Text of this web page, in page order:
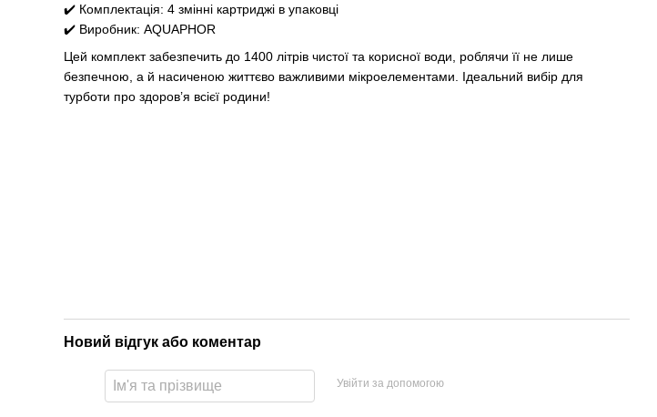
✔️ Комплектація: 4 змінні картриджі в упаковці
✔️ Виробник: AQUAPHOR
Цей комплект забезпечить до 1400 літрів чистої та корисної води, роблячи її не лише
безпечною, а й насиченою життєво важливими мікроелементами. Ідеальний вибір для
турботи про здоров’я всієї родини!
Новий відгук або коментар
Увійти за допомогою